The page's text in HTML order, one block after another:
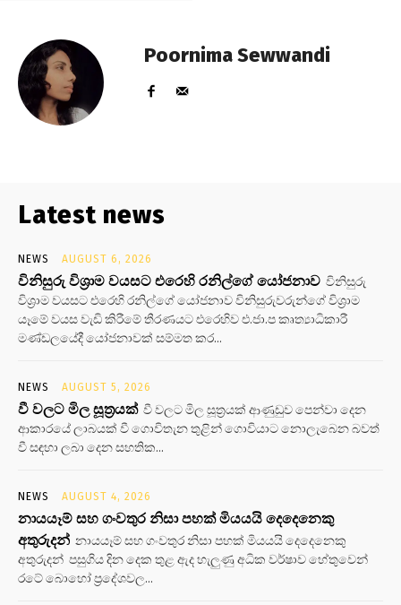
Poornima Sewwandi
Latest news
NEWS AUGUST 6, 2026
විනිසුරු විශ්‍රාම වයසට එරෙහි රනිල්ගේ යෝජනාව විනිසුරු
විශ්‍රාම වයසට එරෙහි රනිල්ගේ යෝජනාව විනිසුරුවරුන්ගේ විශ්‍රාම
යෑමේ වයස වැඩි කිරීමේ තීරණයට එරෙහිව එ.ජා.ප කෘත්‍යාධිකාරී
මණ්ඩලයේදී යෝජනාවක් සම්මත කර...
NEWS AUGUST 5, 2026
වී වලට මිල සූත්‍රයක් වී වලට මිල සූත්‍රයක් ආණුඩුව පෙන්වා දෙන
ආකාරයේ ලාබයක් වී ගොවිතැන තුළින් ගොවියාට නොලැබෙන බවත්
වී සඳහා ලබා දෙන සහතික...
NEWS AUGUST 4, 2026
නායයෑම් සහ ගංවතුර නිසා පහක් මියයයි දෙදෙනෙකු
අතුරුදන් නායයෑම් සහ ගංවතුර නිසා පහක් මියයයි දෙදෙනෙකු
අතුරුදන් පසුගිය දින දෙක තුළ ඇද හැලුණු අධික වර්ෂාව හේතුවෙන්
රටේ බොහෝ ප්‍රදේශවල...